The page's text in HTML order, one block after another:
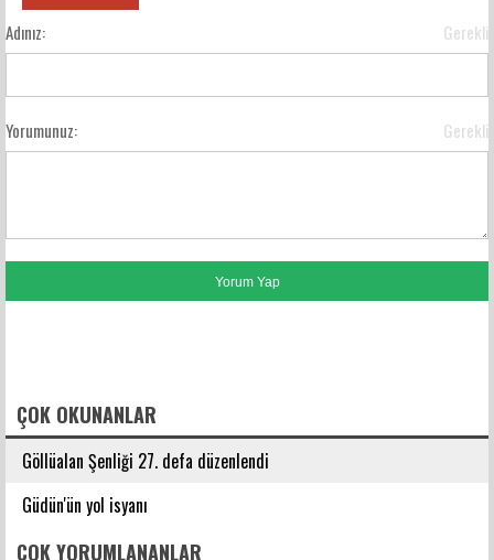
Adınız: Gerekli
Yorumunuz: Gerekli
ÇOK OKUNANLAR
Göllüalan Şenliği 27. defa düzenlendi
Güdün'ün yol isyanı
ÇOK YORUMLANANLAR